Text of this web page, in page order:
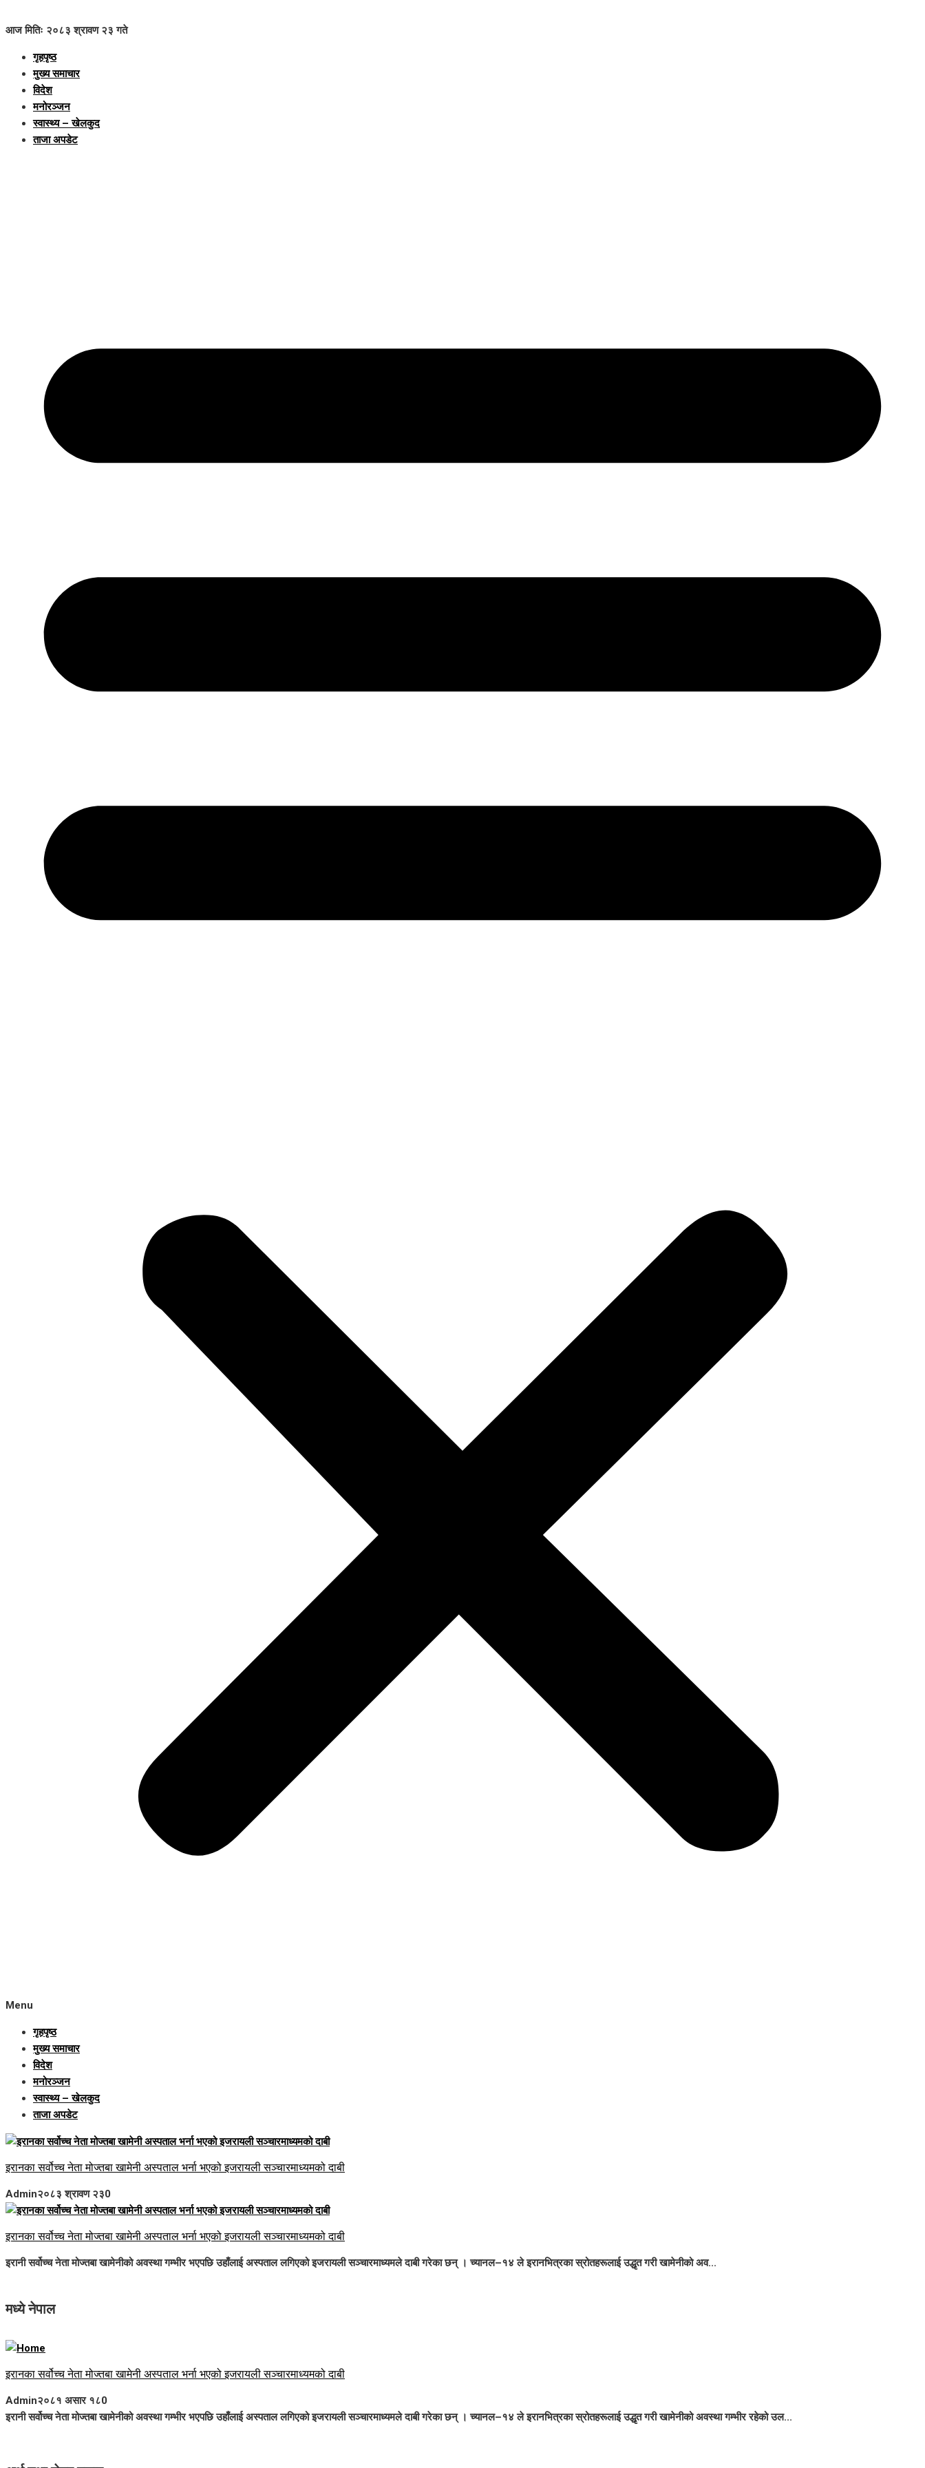
आज मितिः २०८३ श्रावण २३ गते
गृहपृष्ठ
मुख्य समाचार
विदेश
मनोरञ्जन
स्वास्थ्य – खेलकुद
ताजा अपडेट
Menu
गृहपृष्ठ
मुख्य समाचार
विदेश
मनोरञ्जन
स्वास्थ्य – खेलकुद
ताजा अपडेट
इरानका सर्वोच्च नेता मोज्तबा खामेनी अस्पताल भर्ना भएको इजरायली सञ्चारमाध्यमको दाबी
Admin२०८३ श्रावण २३0
इरानका सर्वोच्च नेता मोज्तबा खामेनी अस्पताल भर्ना भएको इजरायली सञ्चारमाध्यमको दाबी
इरानी सर्वोच्च नेता मोज्तबा खामेनीको अवस्था गम्भीर भएपछि उहाँलाई अस्पताल लगिएको इजरायली सञ्चारमाध्यमले दाबी गरेका छन् । च्यानल–१४ ले इरानभित्रका स्रोतहरूलाई उद्धृत गरी खामेनीको अव...
मध्ये नेपाल
इरानका सर्वोच्च नेता मोज्तबा खामेनी अस्पताल भर्ना भएको इजरायली सञ्चारमाध्यमको दाबी
Admin२०८१ असार १८0
इरानी सर्वोच्च नेता मोज्तबा खामेनीको अवस्था गम्भीर भएपछि उहाँलाई अस्पताल लगिएको इजरायली सञ्चारमाध्यमले दाबी गरेका छन् । च्यानल–१४ ले इरानभित्रका स्रोतहरूलाई उद्धृत गरी खामेनीको अवस्था गम्भीर रहेको उल...